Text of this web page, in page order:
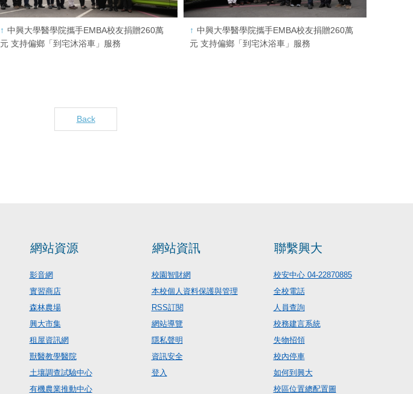
中興大學醫學院攜手EMBA校友捐贈260萬
元 支持偏鄉「到宅沐浴車」服務
中興大學醫學院攜手EMBA校友捐贈260萬
元 支持偏鄉「到宅沐浴車」服務
Back
網站資源
影音網
實習商店
森林農場
興大市集
租屋資訊網
獸醫教學醫院
土壤調查試驗中心
有機農業推動中心
網站資訊
校園智財網
本校個人資料保護與管理
RSS訂閱
網站導覽
隱私聲明
資訊安全
登入
聯繫興大
校安中心 04-22870885
全校電話
人員查詢
校務建言系統
失物招領
校內停車
如何到興大
校區位置總配置圖